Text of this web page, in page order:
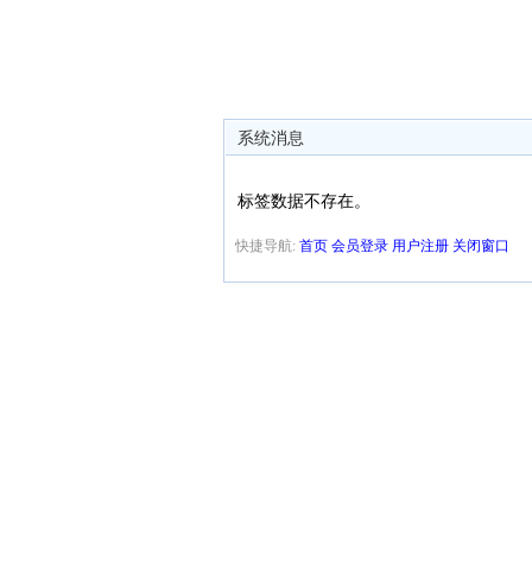
系统消息
标签数据不存在。
快捷导航: 首页 会员登录 用户注册 关闭窗口